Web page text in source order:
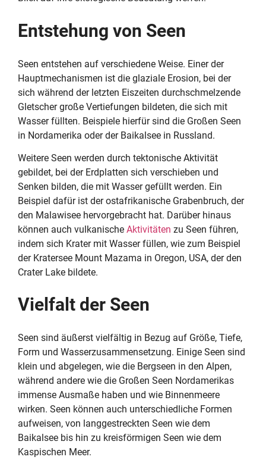
Entstehung von Seen
Seen entstehen auf verschiedene Weise. Einer der
Hauptmechanismen ist die glaziale Erosion, bei der
sich während der letzten Eiszeiten durchschmelzende
Gletscher große Vertiefungen bildeten, die sich mit
Wasser füllten. Beispiele hierfür sind die Großen Seen
in Nordamerika oder der Baikalsee in Russland.
Weitere Seen werden durch tektonische Aktivität
gebildet, bei der Erdplatten sich verschieben und
Senken bilden, die mit Wasser gefüllt werden. Ein
Beispiel dafür ist der ostafrikanische Grabenbruch, der
den Malawisee hervorgebracht hat. Darüber hinaus
können auch vulkanische Aktivitäten zu Seen führen,
indem sich Krater mit Wasser füllen, wie zum Beispiel
der Kratersee Mount Mazama in Oregon, USA, der den
Crater Lake bildete.
Vielfalt der Seen
Seen sind äußerst vielfältig in Bezug auf Größe, Tiefe,
Form und Wasserzusammensetzung. Einige Seen sind
klein und abgelegen, wie die Bergseen in den Alpen,
während andere wie die Großen Seen Nordamerikas
immense Ausmaße haben und wie Binnenmeere
wirken. Seen können auch unterschiedliche Formen
aufweisen, von langgestreckten Seen wie dem
Baikalsee bis hin zu kreisförmigen Seen wie dem
Kaspischen Meer.